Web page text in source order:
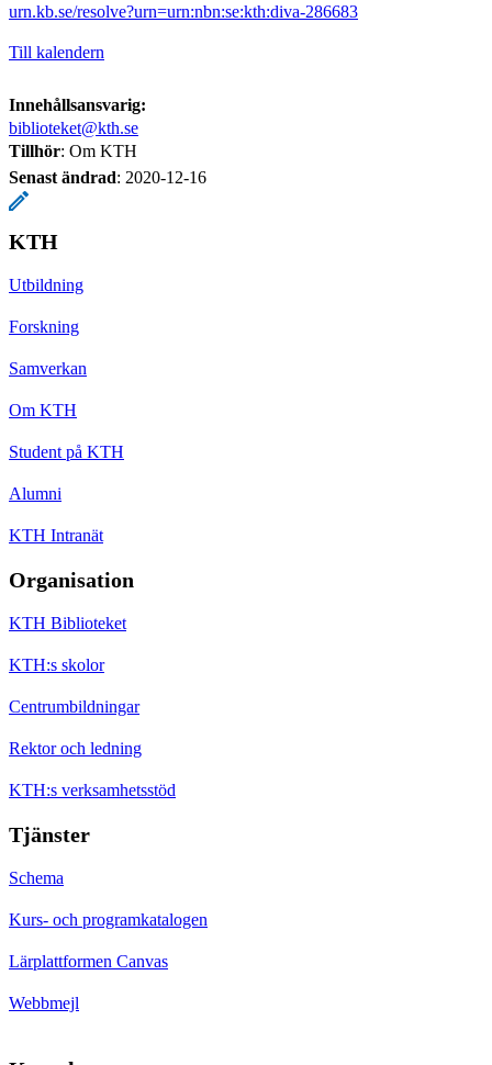
urn.kb.se/resolve?urn=urn:nbn:se:kth:diva-286683
Till kalendern
Innehållsansvarig:
biblioteket@kth.se
Tillhör: Om KTH
Senast ändrad: 2020-12-16
KTH
Utbildning
Forskning
Samverkan
Om KTH
Student på KTH
Alumni
KTH Intranät
Organisation
KTH Biblioteket
KTH:s skolor
Centrumbildningar
Rektor och ledning
KTH:s verksamhetsstöd
Tjänster
Schema
Kurs- och programkatalogen
Lärplattformen Canvas
Webbmejl